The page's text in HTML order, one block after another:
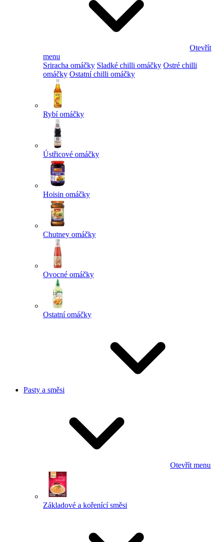
Otevřít
menu
Sriracha omáčky Sladké chilli omáčky Ostré chilli
omáčky Ostatní chilli omáčky
Rybí omáčky
Ústřicové omáčky
Hoisin omáčky
Chutney omáčky
Ovocné omáčky
Ostatní omáčky
Pasty a směsi
Otevřít menu
Základové a kořenící směsi